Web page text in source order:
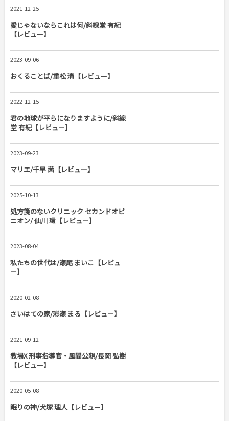
2021-12-25
愛じゃないならこれは何/斜線堂 有紀
【レビュー】
2023-09-06
おくることば/重松 清【レビュー】
2022-12-15
君の地球が平らになりますように/斜線
堂 有紀【レビュー】
2023-09-23
マリエ/千早 茜【レビュー】
2025-10-13
処方箋のないクリニック セカンドオピ
ニオン/ 仙川 環【レビュー】
2023-08-04
私たちの世代は/瀬尾 まいこ【レビュ
ー】
2020-02-08
さいはての家/彩瀬 まる【レビュー】
2021-09-12
教場X 刑事指導官・風間公親/長岡 弘樹
【レビュー】
2020-05-08
眠りの神/犬塚 理人【レビュー】